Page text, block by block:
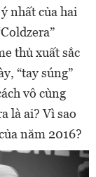
nhất của hai
thủ xuất sắc
“tay súng”
vô cùng
là ai? Vì sao
năm 2016?